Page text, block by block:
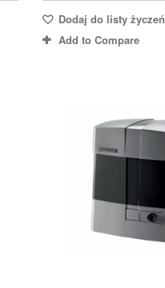
Dodaj do listy życzeń
Add to Compare